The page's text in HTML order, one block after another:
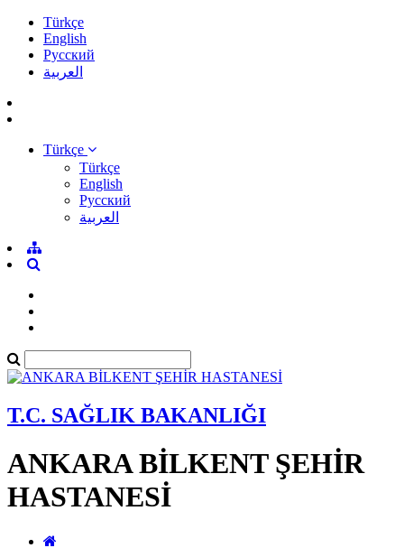
Türkçe
English
Pусский
العربية
Türkçe
Türkçe
English
Pусский
العربية
T.C. SAĞLIK BAKANLIĞI
ANKARA BİLKENT ŞEHİR
HASTANESİ